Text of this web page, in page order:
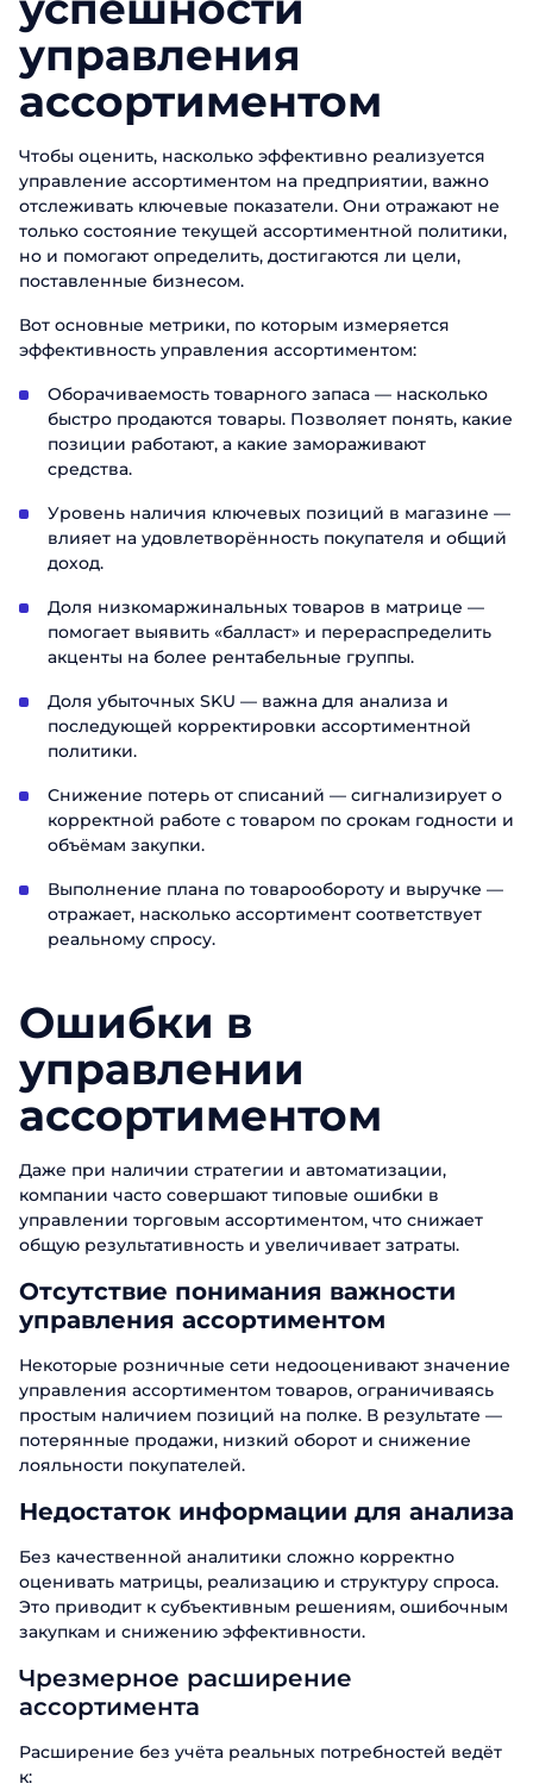
управления
ассортиментом
Чтобы оценить, насколько эффективно реализуется
управление ассортиментом на предприятии, важно
отслеживать ключевые показатели. Они отражают не
только состояние текущей ассортиментной политики,
но и помогают определить, достигаются ли цели,
поставленные бизнесом.
Вот основные метрики, по которым измеряется
эффективность управления ассортиментом:
Оборачиваемость товарного запаса — насколько
быстро продаются товары. Позволяет понять, какие
позиции работают, а какие замораживают
средства.
Уровень наличия ключевых позиций в магазине —
влияет на удовлетворённость покупателя и общий
доход.
Доля низкомаржинальных товаров в матрице —
помогает выявить «балласт» и перераспределить
акценты на более рентабельные группы.
Доля убыточных SKU — важна для анализа и
последующей корректировки ассортиментной
политики.
Снижение потерь от списаний — сигнализирует о
корректной работе с товаром по срокам годности и
объёмам закупки.
Выполнение плана по товарообороту и выручке —
отражает, насколько ассортимент соответствует
реальному спросу.
Ошибки в
управлении
ассортиментом
Даже при наличии стратегии и автоматизации,
компании часто совершают типовые ошибки в
управлении торговым ассортиментом, что снижает
общую результативность и увеличивает затраты.
Отсутствие понимания важности
управления ассортиментом
Некоторые розничные сети недооценивают значение
управления ассортиментом товаров, ограничиваясь
простым наличием позиций на полке. В результате —
потерянные продажи, низкий оборот и снижение
лояльности покупателей.
Недостаток информации для анализа
Без качественной аналитики сложно корректно
оценивать матрицы, реализацию и структуру спроса.
Это приводит к субъективным решениям, ошибочным
закупкам и снижению эффективности.
Чрезмерное расширение
ассортимента
Расширение без учёта реальных потребностей ведёт
к:
Email
Должность
Название компании
Отправить
наших сотрудников свяжется с вами в
ближайшее время. Хорошего дня!
именно нашими продуктами. Один из
ближайшее время. Хорошего дня!
именно нашими продуктами. Один из
ближайшее время. Хорошего дня!